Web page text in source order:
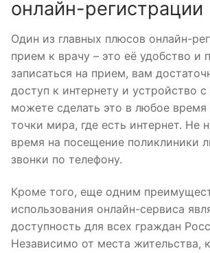
онлайн-регистрации
Один из главных плюсов онлайн-
прием к врачу – это её удобство и
записаться на прием, вам
доступ к интернету и устройство
можете сделать это в любое
точки мира, где есть интернет. Не
время на посещение поликлиники
звонки по телефону.
Кроме того, еще одним
использования онлайн-сервиса
доступность для всех граждан
Независимо от места жительства,